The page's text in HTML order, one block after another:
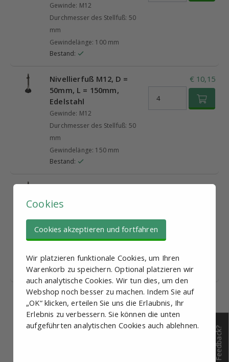
Gewinde: M12
Durchmesser des Stellfuß: 50
mm
Gewindelänge: 100 mm
Bestand:
Nivellierfuß M12, D =
50mm, L = 150mm,
Edelstahl
Gewinde: M12
Durchmesser des Stellfuß: 50
mm
Gewindelänge: 150 mm
Bestand:
€ 10,15
Nivellierfuß M12, D =
60mm, L = 50mm,
Edelstahl
Gewinde: M12
Durchmesser des Stellfuß: 60
Gewindelänge: 50 mm
Bestand:
€ 8,17
Nivellierfuß M12, D =
60mm, L = 100mm,
Edelstahl
Gewinde: M12
Cookies
Cookies akzeptieren und fortfahren
Wir platzieren funktionale Cookies, um Ihren
Warenkorb zu speichern. Optional platzieren wir
auch analytische Cookies. Wir tun dies, um den
Webshop noch besser zu machen. Indem Sie auf
„OK“ klicken, erteilen Sie uns die Erlaubnis, Ihr
Erlebnis zu verbessern. Sie können die unten
aufgeführten analytischen Cookies auch ablehnen.
Feedback?